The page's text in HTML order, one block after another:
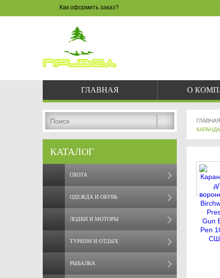
Как оформить заказ?
ГЛАВНАЯ О
КАТАЛОГ
ОХОТА
ОДЕЖДА И ОБУВЬ
ЛОДКИ И МОТОРЫ
ТУРИЗМ И ОТДЫХ
РЫБАЛКА
ГЛАВНАЯ